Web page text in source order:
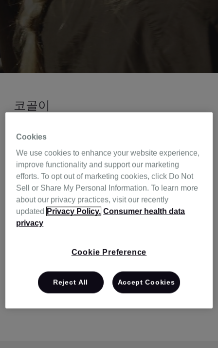
코골이
우리 모두는 최고의 컨디션을 원하며 때로는 이를 위한
가장 간단한 방법으로 충분한 휴식을 취하는 것입니다.
숙면을 취하는 것은 잘 먹고 규칙적으로 운동 하는 것만
큼이나 전반적인 건강에 중요합니다.1 하지만 지속적이
고 시끄러운 코골이가 평온함과 조용함을 방해하며 당신
과 다른 사람 모두 충분한 수면을취하지 못할 수 있습니
다. 코를 골거나 규칙적으로 깨어 피곤하고 짜증스럽게
깨어난다는 것은 시끄럽고 답답할 뿐만 아니라 필요한
만큼의 좋은 수면을 취 하지 못하고 있음을 의미합니다.
따라서 자신이 코를 골거나 타인이 코 고는 소리가 들리
후, 커피 한 잔의 도움 없이 매일 아침 상쾌하게 일어나는
방법을 찾아 보세요.
Cookies
We use cookies to enhance your website experience,
improve functionality and support our marketing
efforts. To opt out of marketing cookies, click Do Not
Sell or Share My Personal Information. To learn more
about our privacy practices, visit our recently
updated Privacy Policy. Consumer health data
privacy
Cookie Preference
Reject All Accept Cookies